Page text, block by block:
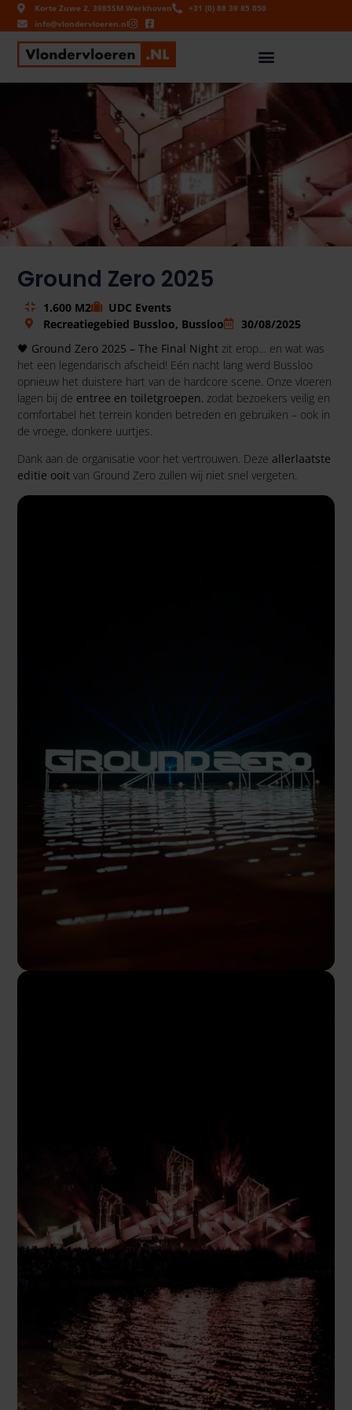
Korte Zuwe 2, 3985SM Werkhoven
+31 (0) 88 39 85 050
info@vlondervloeren.nl
Ground Zero 2025
1.600 M2
UDC Events
Recreatiegebied Bussloo, Bussloo
30/08/2025
🖤 Ground Zero 2025 – The Final Night zit erop… en wat was
het een legendarisch afscheid! Eén nacht lang werd Bussloo
opnieuw het duistere hart van de hardcore scene. Onze vloeren
lagen bij de entree en toiletgroepen, zodat bezoekers veilig en
comfortabel het terrein konden betreden en gebruiken – ook in
de vroege, donkere uurtjes.
Dank aan de organisatie voor het vertrouwen. Deze allerlaatste
editie ooit van Ground Zero zullen wij niet snel vergeten.